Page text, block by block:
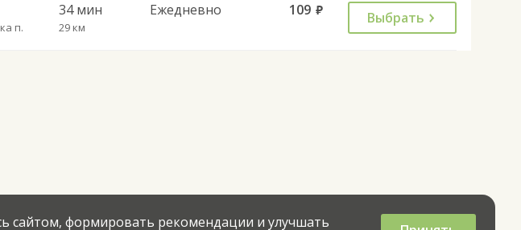
п.
34 мин
29 км
Ежедневно 109 руб. Выбрать
сайтом, формировать рекомендации и улучшать